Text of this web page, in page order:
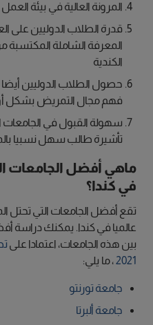
المرونة العالية في بيئة العمل
قدرة الطلاب الدوليين على
المعرفة الشاملة
الكندية
حصول الطلاب الدوليين
فهم مجال التمريض بشكل
سهولة القبول في الجامعات
تأشيرة طالب سهل نسبيا
ماهي أفضل الجامعات
في كندا؟
تقع أفضل الجامعات التي تحتل
عالميا في كندا. يمكنك دراسة
بين هذه الجامعات، اعتمادا على
2021 ، ما يلي:
جامعة تورنتو
جامعة ألبرتا